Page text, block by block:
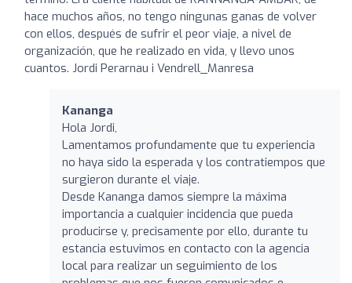
hace muchos años, no tengo ningunas ganas de volver
con ellos, después de sufrir el peor viaje, a nivel de
organización, que he realizado en vida, y llevo unos
cuantos. Jordi Perarnau i Vendrell_Manresa
Kananga
Hola Jordi,
Lamentamos profundamente que tu experiencia
no haya sido la esperada y los contratiempos que
surgieron durante el viaje.
Desde Kananga damos siempre la máxima
importancia a cualquier incidencia que pueda
producirse y, precisamente por ello, durante tu
estancia estuvimos en contacto con la agencia
local para realizar un seguimiento de los